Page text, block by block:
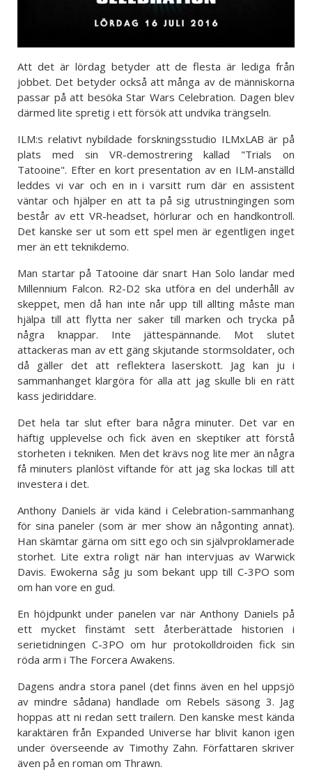
Att det är lördag betyder att de flesta är lediga från
jobbet. Det betyder också att många av de människorna
passar på att besöka Star Wars Celebration. Dagen blev
därmed lite spretig i ett försök att undvika trängseln.
ILM:s relativt nybildade forskningsstudio ILMxLAB är på
plats med sin VR-demostrering kallad "Trials on
Tatooine". Efter en kort presentation av en ILM-anställd
leddes vi var och en in i varsitt rum där en assistent
väntar och hjälper en att ta på sig utrustningingen som
består av ett VR-headset, hörlurar och en handkontroll.
Det kanske ser ut som ett spel men är egentligen inget
mer än ett teknikdemo.
Man startar på Tatooine där snart Han Solo landar med
Millennium Falcon. R2-D2 ska utföra en del underhåll av
skeppet, men då han inte når upp till allting måste man
hjälpa till att flytta ner saker till marken och trycka på
några knappar. Inte jättespännande. Mot slutet
attackeras man av ett gäng skjutande stormsoldater, och
då gäller det att reflektera laserskott. Jag kan ju i
sammanhanget klargöra för alla att jag skulle bli en rätt
kass jediriddare.
Det hela tar slut efter bara några minuter. Det var en
häftig upplevelse och fick även en skeptiker att förstå
storheten i tekniken. Men det krävs nog lite mer än några
få minuters planlöst viftande för att jag ska lockas till att
investera i det.
Anthony Daniels är vida känd i Celebration-sammanhang
för sina paneler (som är mer show än någonting annat).
Han skämtar gärna om sitt ego och sin självproklamerade
storhet. Lite extra roligt när han intervjuas av Warwick
Davis. Ewokerna såg ju som bekant upp till C-3PO som
om han vore en gud.
En höjdpunkt under panelen var när Anthony Daniels på
ett mycket finstämt sett återberättade historien i
serietidningen C-3PO om hur protokolldroiden fick sin
röda arm i The Forcera Awakens.
Dagens andra stora panel (det finns även en hel uppsjö
av mindre sådana) handlade om Rebels säsong 3. Jag
hoppas att ni redan sett trailern. Den kanske mest kända
karaktären från Expanded Universe har blivit kanon igen
under överseende av Timothy Zahn. Författaren skriver
även på en roman om Thrawn.